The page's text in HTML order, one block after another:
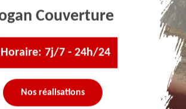
Couverture
Horaire: 7j/7 - 24h/24
Nos réalisations